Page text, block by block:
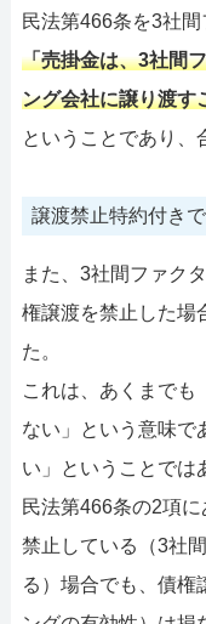
民法第466条を3社間
「売掛金は、3社間
ング会社に譲り渡す
ということであり、
譲渡禁止特約付き
また、3社間ファク
権譲渡を禁止した場
た。
これは、あくまでも
ない」という意味で
い」ということでは
民法第466条の2項
禁止している（3社
る）場合でも、債権